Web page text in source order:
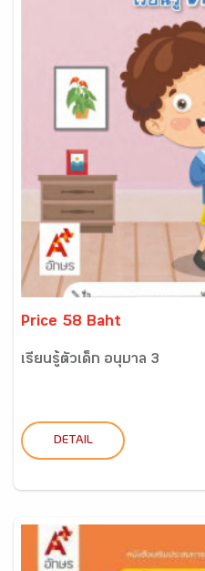
Price 58 Baht
เรียนรู้ตัวเด็ก อนุบาล 3
DETAIL